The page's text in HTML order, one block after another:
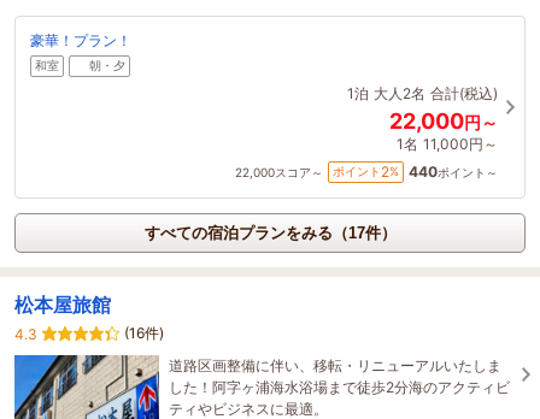
豪華！プラン！
和室 朝・夕
1泊 大人2名 合計(税込)
22,000円～
1名 11,000円～
22,000スコア～ ポイント 2% 440ポイント～
すべての宿泊プランをみる（17件）
松本屋旅館
4.3
(16件)
道路区画整備に伴い、移転・リニューアルいたしま
した！阿字ヶ浦海水浴場まで徒歩2分海のアクティビ
ティやビジネスに最適。